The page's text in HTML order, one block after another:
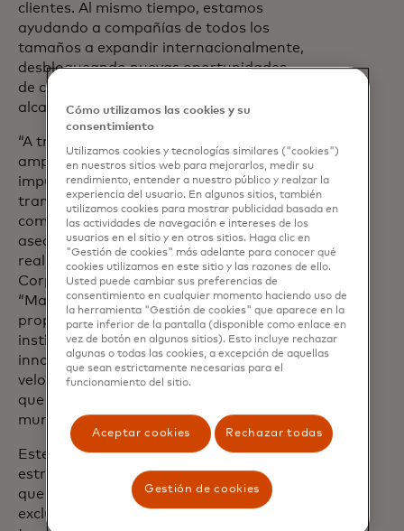
clientes. Al mismo tiempo, estamos
ayudando a compañías de todos los
tamaños a expandir internacionalmente,
desbloqueando nuevas oportunidades
de crecimiento con una velocidad, un
alcance y una fiabilidad inigualables.”
“A través de nuestra colaboración
ampliada con Mastercard, estamos
impulsando el futuro de los pagos
transfronterizos, brindando a las
compañías mayor eficiencia,
asequibilidad y capacidades en tiempo
real”, dijo Mark Frey, presidente del grupo
Corporate Cross-Border Solutions.
“Mantenemos nuestro compromiso de
proporcionar a las compañías e
instituciones financieras soluciones
innovadoras que les ofrezcan la
velocidad, la fiabilidad y la escalabilidad
que necesitan para tener éxito a nivel
mundial.”
Este anuncio se basa en la alianza
estratégica establecida en abril de 2025,
que convirtió a Corpay en el proveedor
exclusivo de soluciones de pago
Cómo utilizamos las cookies y su
consentimiento
Utilizamos cookies y tecnologías similares ("cookies")
en nuestros sitios web para mejorarlos, medir su
rendimiento, entender a nuestro público y realzar la
experiencia del usuario. En algunos sitios, también
utilizamos cookies para mostrar publicidad basada en
las actividades de navegación e intereses de los
usuarios en el sitio y en otros sitios. Haga clic en
"Gestión de cookies" más adelante para conocer qué
cookies utilizamos en este sitio y las razones de ello.
Usted puede cambiar sus preferencias de
consentimiento en cualquier momento haciendo uso de
la herramienta "Gestión de cookies" que aparece en la
parte inferior de la pantalla (disponible como enlace en
vez de botón en algunos sitios). Esto incluye rechazar
algunas o todas las cookies, a excepción de aquellas
que sean estrictamente necesarias para el
funcionamiento del sitio.
Aceptar cookies Rechazar todas
Gestión de cookies